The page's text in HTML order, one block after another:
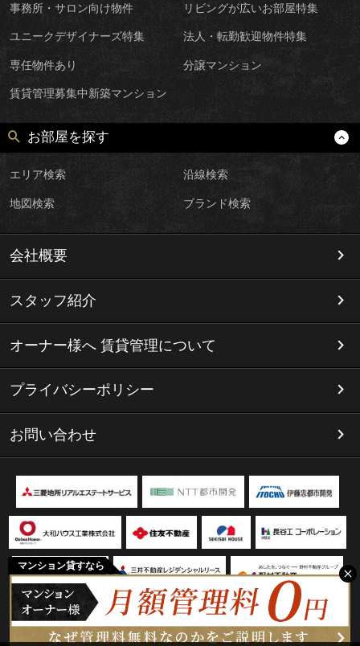
マンション貸すなら
事務所・サロン向け物件 リビングが広いお部屋特集
ユニークデザイナーズ特集 法人・転勤歓迎物件特集
専任物件あり 分譲マンション
賃貸管理募集中新築マンション
お部屋を探す
エリア検索 沿線検索
地図検索 ブランド検索
会社概要
スタッフ紹介
オーナー様へ 賃貸管理について
プライバシーポリシー
お問い合わせ